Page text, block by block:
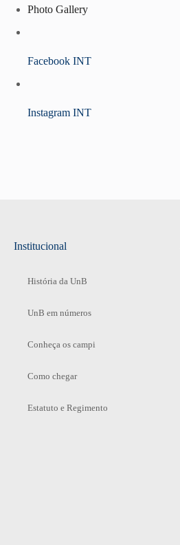
Photo Gallery
Facebook INT
Instagram INT
Institucional
História da UnB
UnB em números
Conheça os campi
Como chegar
Estatuto e Regimento